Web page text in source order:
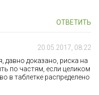
ОТВЕТИТЬ
20.05.2017, 08:22
давно доказано, риска на
по частям, если целиком
в таблетке распределено